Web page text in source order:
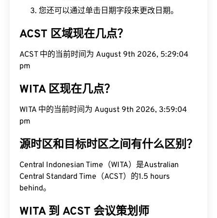
您还可以通过单击日期字段来更改日期。
ACST 区域现在几点？
ACST 中的当前时间为 August 9th 2026, 5:29:05
pm
WITA 区现在几点？
WITA 中的当前时间为 August 9th 2026, 3:59:05
pm
源时区和目标时区之间有什么区别？
Central Indonesian Time（WITA）是Australian
Central Standard Time（ACST）的1.5 hours
behind。
WITA 到 ACST 会议策划师